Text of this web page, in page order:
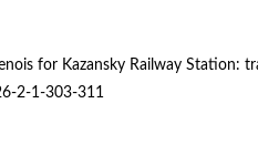
for Kazansky Railway Station:
2-1-303-311